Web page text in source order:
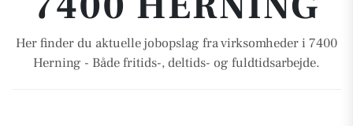
Her finder du aktuelle jobopslag fra virksomheder i 7400
Herning - Både fritids-, deltids- og fuldtidsarbejde.